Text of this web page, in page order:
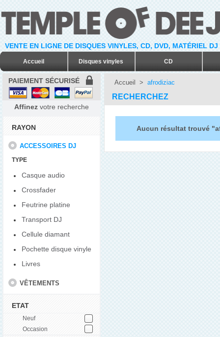
VENTE EN LIGNE DE DISQUES VINYLES, CD, DVD, MATÉRIEL
Accueil Disques vinyles CD
PAIEMENT SÉCURISÉ
Affinez votre recherche
RAYON
ACCESSOIRES DJ
TYPE
Casque audio
Crossfader
Feutrine platine
Transport DJ
Cellule diamant
Pochette disque vinyle
Livres
VÊTEMENTS
ETAT
Neuf
Occasion
Accueil > afrodiziac
RECHERCHEZ
Aucun résultat trouvé